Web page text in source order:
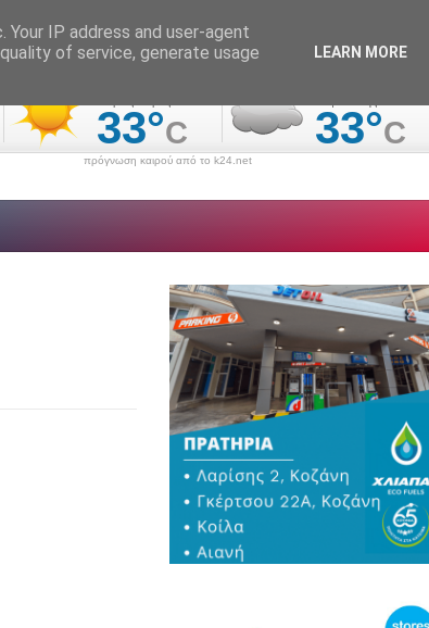
πρόγνωση καιρού από το k24.net
IP address and user-agent
of service, generate usage
LEARN MORE